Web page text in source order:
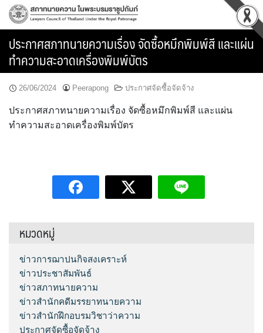
Skip
ประกาศสภาทนายความเรื่อง จัดซื้อหมึกพิมพ์สี และแผ่น
ทำความสะอาดเครื่องพิมพ์บัตร
26/06/2024 Peerapong ประกาศจัดซื้อจัดจ้าง
ประกาศสภาทนายความเรื่อง จัดซื้อหมึกพิมพ์สี และแผ่น
ทำความสะอาดเครื่องพิมพ์บัตร
หมวดหมู่
ข่าวการฌาปนกิจสงเคราะห์
ข่าวประชาสัมพันธ์
ข่าวสภาทนายความ
ข่าวสำนักคดีมรรยาทนายความ
ข่าวสำนักฝึกอบรมวิชาว่าความ
ประกาศจัดซื้อจัดจ้าง